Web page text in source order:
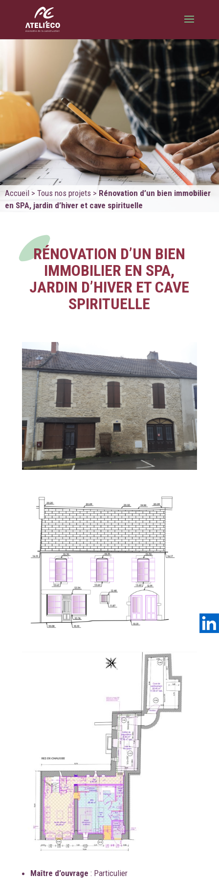
Accueil > Tous nos projets > Rénovation d’un bien immobilier
en SPA, jardin d’hiver et cave spirituelle
RÉNOVATION D’UN BIEN
IMMOBILIER EN SPA,
JARDIN D’HIVER ET CAVE
SPIRITUELLE
Maître d’ouvrage : Particulier